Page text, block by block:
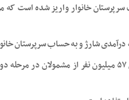
شارژ و به حساب سرپرستان
وی با اشاره به اینکه تاکنون ۵۷ میلیون نفر از